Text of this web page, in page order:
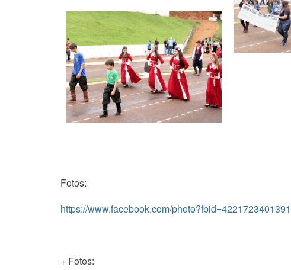
Fotos:
https://www.facebook.com/
+ Fotos: